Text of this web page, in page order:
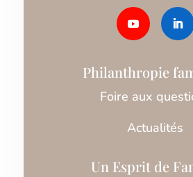
Philanthropie
Foire aux
Actualités
Un Esprit de